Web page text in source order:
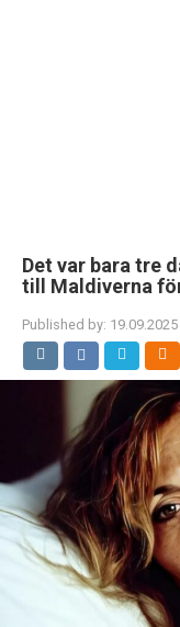
Det var bara tre
till Maldiverna
Published by: 19.09.2025